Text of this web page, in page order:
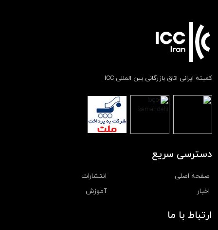
کمیته ایرانی اتاق بازرگانی بین المللی ICC
دسترسی سریع
صفحه اصلی
انتشارات
اخبار
آموزش
ارتباط با ما